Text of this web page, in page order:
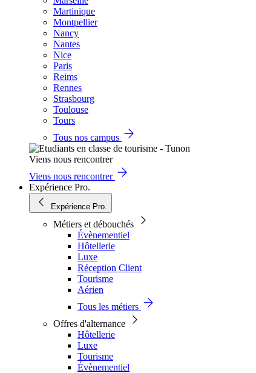
Martinique
Montpellier
Nancy
Nantes
Nice
Paris
Reims
Rennes
Strasbourg
Toulouse
Tours
Tous nos campus
Viens nous rencontrer
Viens nous rencontrer
Expérience Pro.
Expérience Pro.
Métiers et débouchés
Évènementiel
Hôtellerie
Luxe
Réception Client
Tourisme
Aérien
Tous les métiers
Offres d'alternance
Hôtellerie
Luxe
Tourisme
Évènementiel